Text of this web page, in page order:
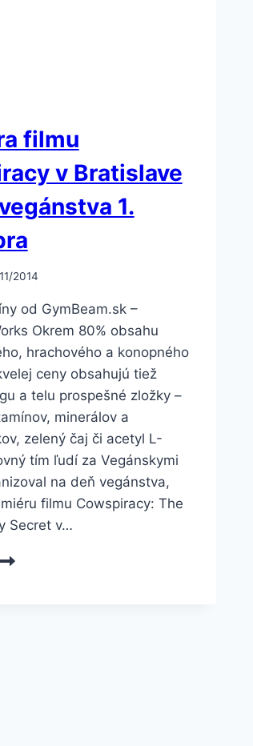
filmu
v Bratislave
1.
2014
od GymBeam.sk –
Okrem 80% obsahu
hrachového a konopného
ceny obsahujú tiež
a telu prospešné zložky –
minerálov a
zelený čaj či acetyl L-
tím ľudí za Vegánskymi
na deň vegánstva,
filmu Cowspiracy: The
Secret v…